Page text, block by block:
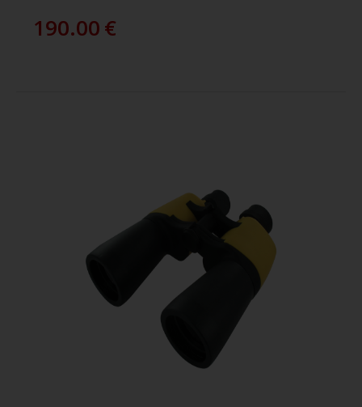
190.00€